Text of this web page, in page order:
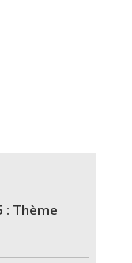
: Thème